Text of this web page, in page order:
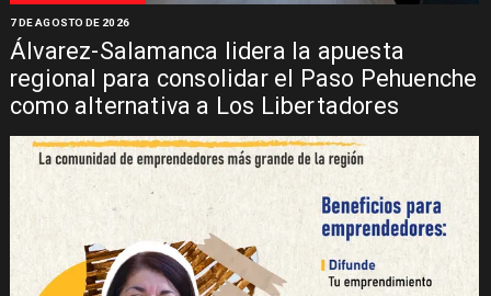
Álvarez-Salamanca lidera la apuesta
regional para consolidar el Paso Pehuenche
como alternativa a Los Libertadores
7 DE AGOSTO DE 2026